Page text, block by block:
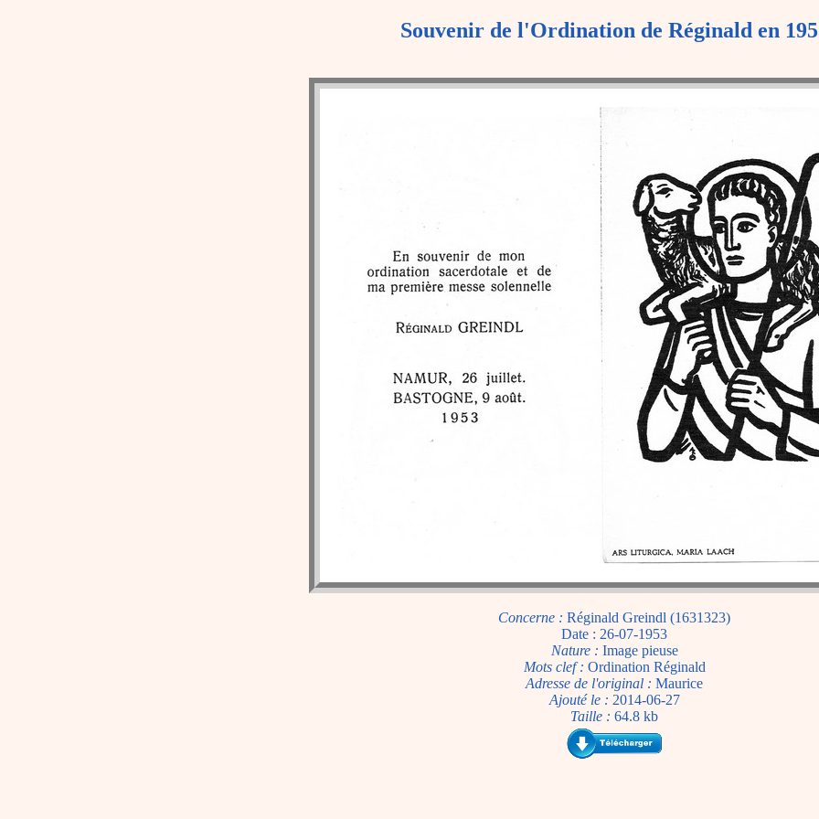
Souvenir de l'Ordination de Réginald en
Concerne : Réginald Greindl (1631323)
Date : 26-07-1953
Nature : Image pieuse
Mots clef : Ordination Réginald
Adresse de l'original : Maurice
Ajouté le : 2014-06-27
Taille : 64.8 kb